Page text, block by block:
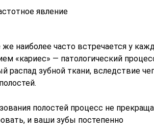
явление
наиболее часто встречается у
«кариес» — патологический
распад зубной ткани, вследствие
полостей процесс не
и ваши зубы постепенно